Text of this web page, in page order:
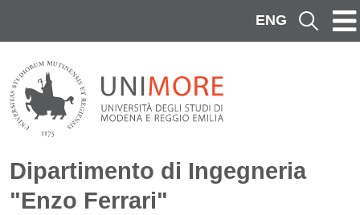
ENG Cerca
Dipartimento di Ingegneria
"Enzo Ferrari"